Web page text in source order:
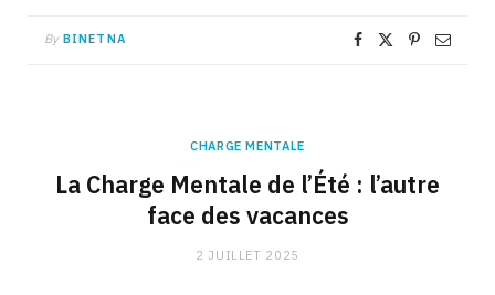
By BINETNA
CHARGE MENTALE
La Charge Mentale de l’Été : l’autre
face des vacances
2 JUILLET 2025